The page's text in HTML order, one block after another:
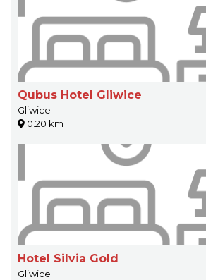
Qubus Hotel Gliwice
Gliwice
0.20 km
Hotel Silvia Gold
Gliwice